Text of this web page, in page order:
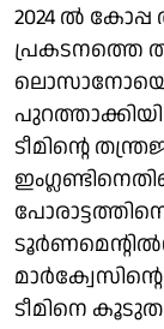
2024 ൽ
പ്രകടനത്തെ
ടീമിന്റെ
ടീമിനെ